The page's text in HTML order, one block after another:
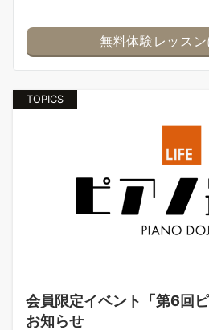
無料体験レッス
TOPICS
会員限定イベント「第6回
お知らせ